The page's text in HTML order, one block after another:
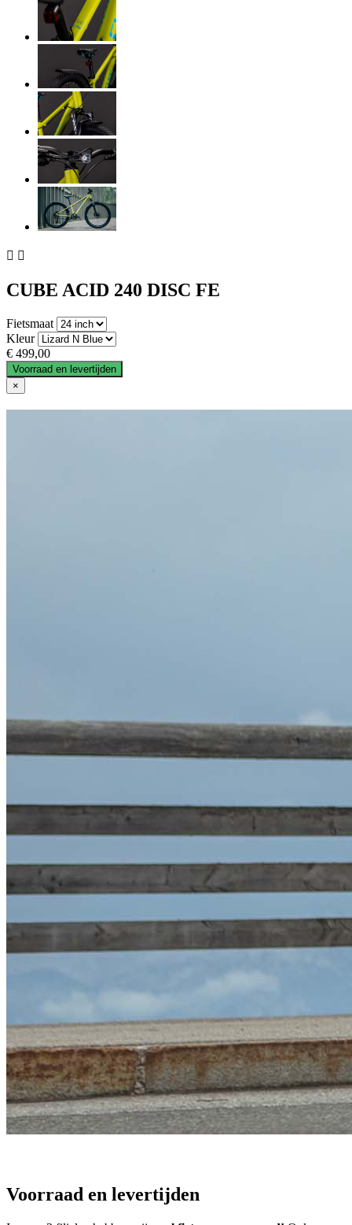
 
CUBE ACID 240 DISC FE
Fietsmaat
Kleur
€ 499,00
Voorraad en levertijden
×
Voorraad en levertijden